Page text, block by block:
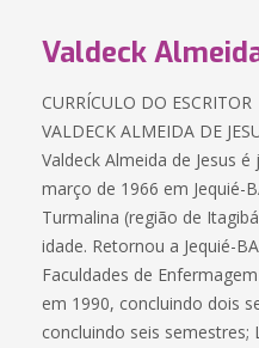
Valdeck
CURRÍCULO DO ESCRITOR
VALDECK ALMEIDA DE
Valdeck Almeida de Jesus
março de 1966 em Jequié-
Turmalina (região de
idade. Retornou a Jequié-
Faculdades de
em 1990, concluindo dois
concluindo seis semestres;